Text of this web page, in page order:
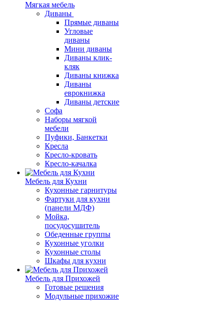
Мягкая мебель
Диваны
Прямые диваны
Угловые
диваны
Мини диваны
Диваны клик-
кляк
Диваны книжка
Диваны
еврокнижка
Диваны детские
Софа
Наборы мягкой
мебели
Пуфики, Банкетки
Кресла
Кресло-кровать
Кресло-качалка
Мебель для Кухни
Кухонные гарнитуры
Фартуки для кухни
(панели МДФ)
Мойка,
посудосушитель
Обеденные группы
Кухонные уголки
Кухонные столы
Шкафы для кухни
Мебель для Прихожей
Готовые решения
Модульные прихожие